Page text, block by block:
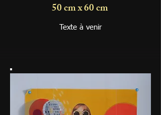
50 cm x 60 cm
Texte à venir